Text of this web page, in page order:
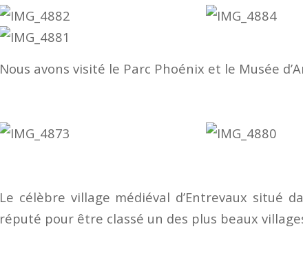
Nous avons visité le Parc Phoénix et le Musée
Le célèbre village médiéval d’Entrevaux situé
réputé pour être classé un des plus beaux